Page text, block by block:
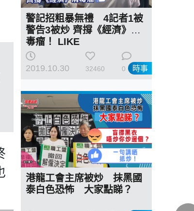
時事
警記招粗暴無禮 4記者1被
警告3被炒 齊撐《經濟》清
毒瘤！ LIKE
2019.10.30 32460 0
港龍工會主席被炒 抹黑國
泰白色恐怖 大家點睇？